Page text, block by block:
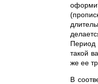
Период
такой
же ее
В